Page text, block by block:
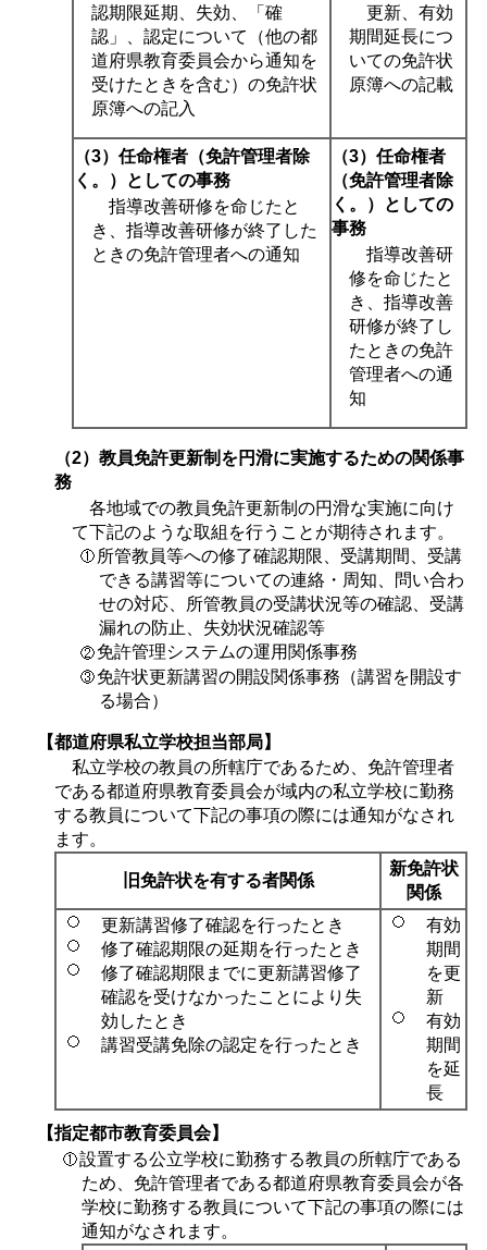
認期限延期、失効、「確
認」、認定について（他の都
道府県教育委員会から通知を
受けたときを含む）の免許状
原簿への記入
更新、有効
期間延長につ
いての免許状
原簿への記載
（3）任命権者（免許管理者除
く。）としての事務
指導改善研修を命じたと
き、指導改善研修が終了した
ときの免許管理者への通知
（3）任命権者
（免許管理者除
く。）としての
事務
指導改善研
修を命じたと
き、指導改善
研修が終了し
たときの免許
管理者への通
知
（2）教員免許更新制を円滑に実施するための関係事
務
各地域での教員免許更新制の円滑な実施に向け
て下記のような取組を行うことが期待されます。
所管教員等への修了確認期限、受講期間、受講
できる講習等についての連絡・周知、問い合わ
せの対応、所管教員の受講状況等の確認、受講
漏れの防止、失効状況確認等
免許管理システムの運用関係事務
免許状更新講習の開設関係事務（講習を開設す
る場合）
【都道府県私立学校担当部局】
私立学校の教員の所轄庁であるため、免許管理者
である都道府県教育委員会が域内の私立学校に勤務
する教員について下記の事項の際には通知がなされ
ます。
旧免許状を有する者関係
新免許状
関係
更新講習修了確認を行ったとき
修了確認期限の延期を行ったとき
修了確認期限までに更新講習修了
確認を受けなかったことにより失
効したとき
講習受講免除の認定を行ったとき
有効
期間
を更
新
有効
期間
を延
長
【指定都市教育委員会】
設置する公立学校に勤務する教員の所轄庁である
ため、免許管理者である都道府県教育委員会が各
学校に勤務する教員について下記の事項の際には
通知がなされます。